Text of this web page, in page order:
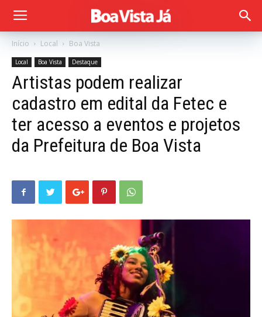
Início Local Boa Vista
Local Boa Vista Destaque
Artistas podem realizar
cadastro em edital da Fetec e
ter acesso a eventos e projetos
da Prefeitura de Boa Vista